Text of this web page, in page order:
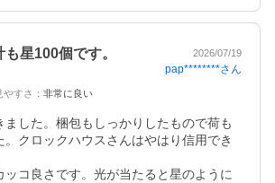
星100個です。 2026/07/19
pap********さん
やすさ ： 非常に良い
ました。梱包もしっかりしたもので荷も
。クロックハウスさんはやはり信用でき
ッコ良さです。光が当たると星のように